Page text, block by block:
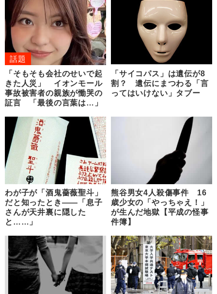
話題
「そもそも会社のせいで起
きた人災」 イオンモール
事故被害者の親族が慟哭の
証言 「最後の言葉は…」
「サイコパス」は遺伝が8
割？ 遺伝にまつわる「言
ってはいけない」タブー
わが子が「酒鬼薔薇聖斗」
だと知ったとき――「息子
さんが天井裏に隠した
と……」
熊谷男女4人殺傷事件 16
歳少女の「やっちゃえ！」
が生んだ地獄【平成の怪事
件簿】